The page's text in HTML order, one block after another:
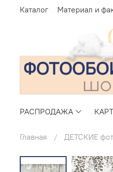
Каталог Материал и
РАСПРОДАЖА
Главная ДЕТСКИЕ